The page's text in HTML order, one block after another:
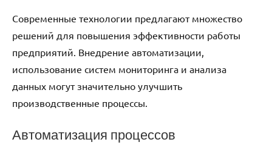
Современные технологии предлагают множество
решений для повышения эффективности работы
предприятий. Внедрение автоматизации,
использование систем мониторинга и анализа
данных могут значительно улучшить
производственные процессы.
Автоматизация процессов